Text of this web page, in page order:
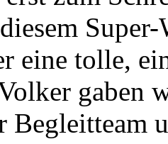
Super-
eine tolle,
gaben
Begleitteam